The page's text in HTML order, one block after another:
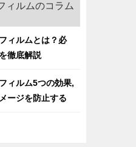
ィルムのコラム
ィルムとは？必
徹底解説
ィルム5つの効果,
ージを防止する